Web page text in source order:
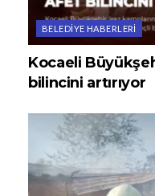
BELEDIYE HABERLERI
Kocaeli
bilincini artırıyor